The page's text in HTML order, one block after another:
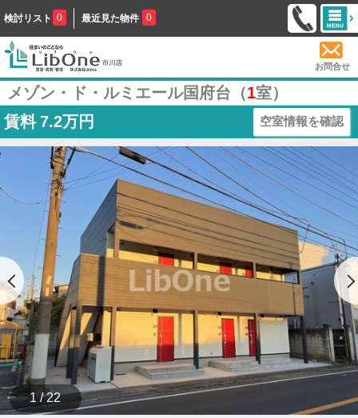
検討リスト 0 最近見た物件 0
お問合せ
メゾン・ド・ルミエール国府台（1室）
賃料 7.2万円 空室情報を確認
1 / 22